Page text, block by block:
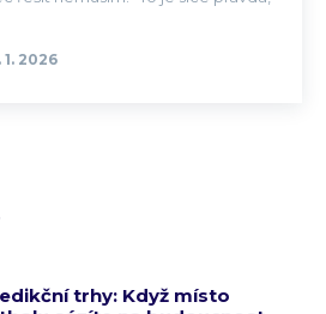
1. 2026
trhy: Když místo